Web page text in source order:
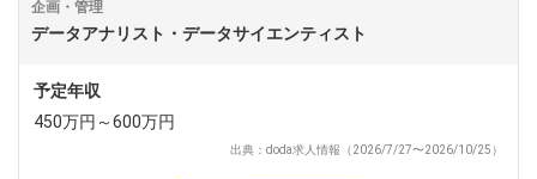
企画・管理
データアナリスト・データサイエンティスト
予定年収
450万円～600万円
出典：doda求人情報（2026/7/27〜2026/10/25）